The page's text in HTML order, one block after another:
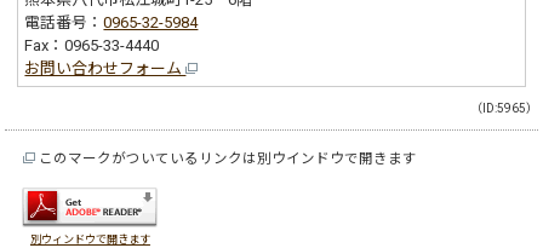
電話番号：0965-32-5984
Fax：0965-33-4440
お問い合わせフォーム
（ID:5965）
このマークがついているリンクは別ウインドウで開きます
別ウィンドウで開きます